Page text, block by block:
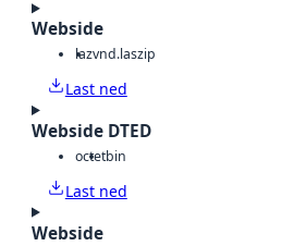
Webside
lazvnd.laszip
Last ned
Webside DTED
octetbin
Last ned
Webside